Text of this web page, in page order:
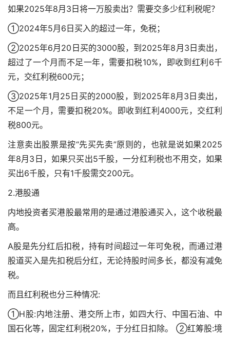
如果2025年8月3日将一万股卖出？需要交多少红利税呢？
①2024年5月6日买入的超过一年，免税；
②2025年6月20日买的3000股，到2025年8月3日卖出，
超过了一个月而不足一年，需要扣税10%，即收到红利6千
元，交红利税600元；
③2025年1月25日买的2000股，到2025年8月3日卖出，
不足一个月，需要扣税20%。即收到红利4000元，交红利
税800元。
注意卖出股票是按“先买先卖”原则的，也就是说如果2025
年8月3日，如果只买出5千股，一分红利税也不用交，如果
买出6千股，只有1千股需交200元。
2.港股通
内地投资者买港股最常用的是通过港股通买入，这个收税最
高。
A股是先分红后扣税，持有时间超过一年可免税，而通过港
股道买入是先扣税后分红，无论持股时间多长，都没有减免
税。
而且红利税也分三种情况:
①H股:内地注册、港交所上市，如四大行、中国石油、中
国石化等，固定红利税20%，于分红日扣除。 ②红筹股:境